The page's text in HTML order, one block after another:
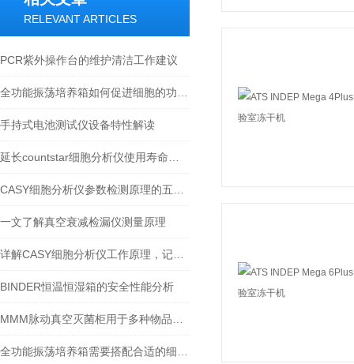
RELEVANT ARTICLES
PCR紫外操作台的维护清洁工作建议
手持式电池测试仪设备特性解读
一文了解真空衰减检漏仪测量原理
BINDER恒温恒湿箱的安全性能分析